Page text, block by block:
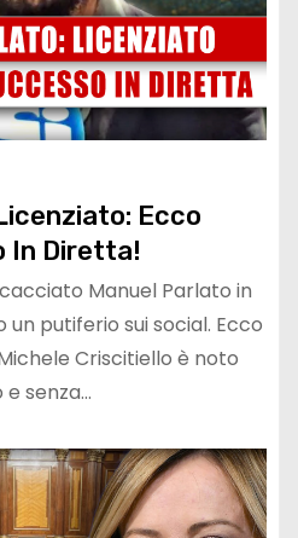
Ecco
In Diretta!
Manuel Parlato in
putiferio sui social. Ecco
Criscitiello è noto
senza…